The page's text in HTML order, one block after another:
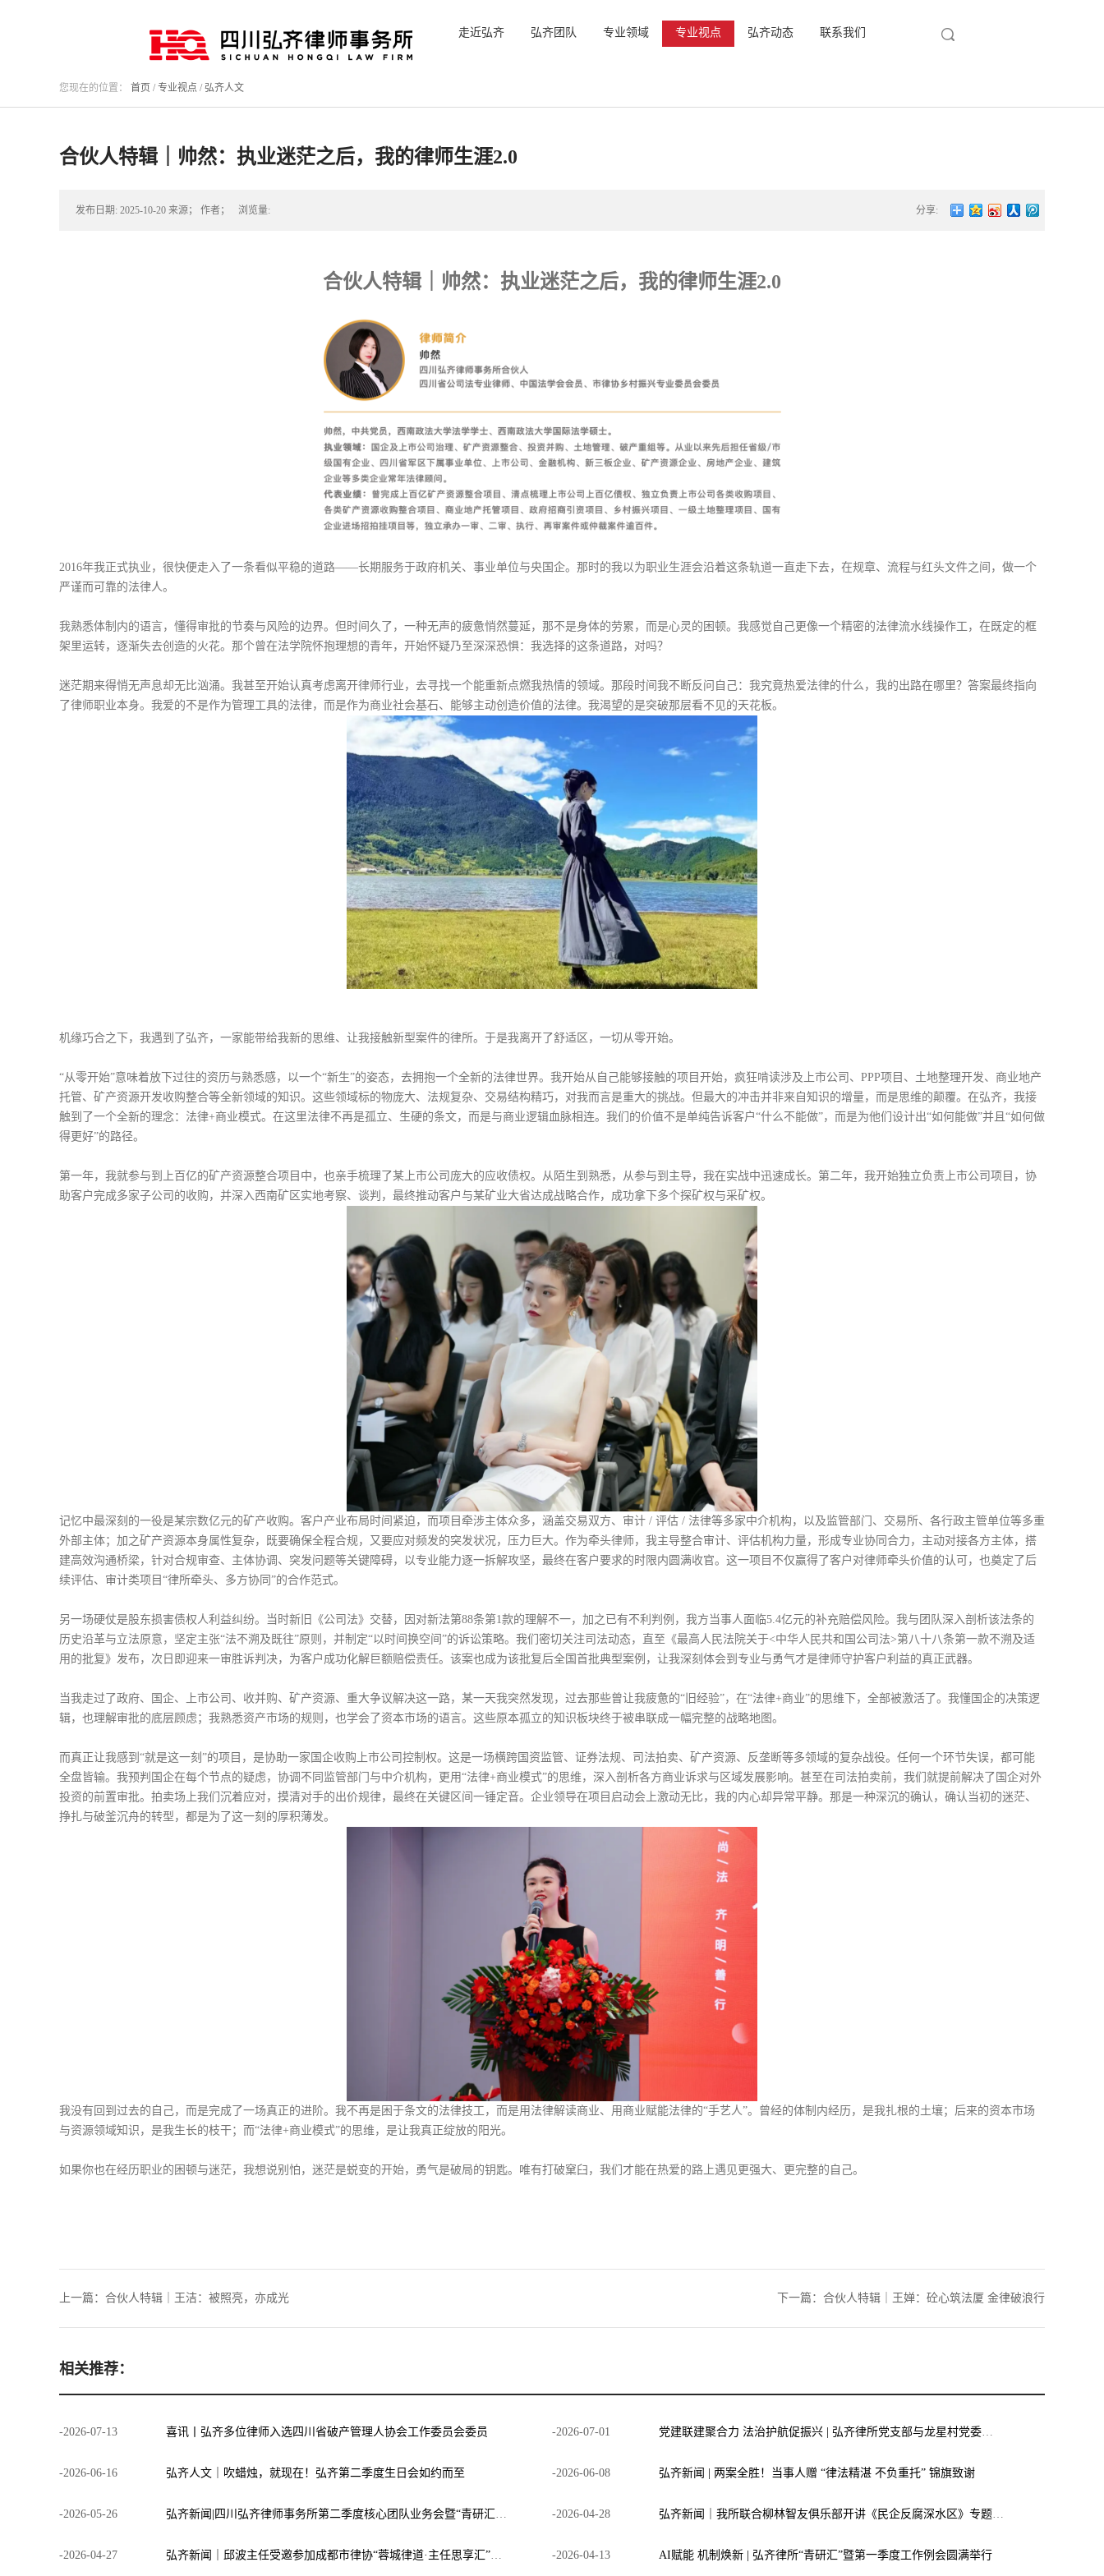
走近弘齐 弘齐团队 专业领域 专业视点 弘齐动态 联系我们
您现在的位置： 首页 /专业视点 / 弘齐人文
合伙人特辑｜帅然：执业迷茫之后，我的律师生涯2.0
发布日期: 2025-10-20 来源； 作者； 浏览量: 分享:
合伙人特辑｜帅然：执业迷茫之后，我的律师生涯2.0
2016年我正式执业，很快便走入了一条看似平稳的道路——长期服务于政府机关、事业单位与央国企。那时的我以为职业生涯会沿着这条轨道一直走下去，在规章、流程与红头文件之间，做一个
严谨而可靠的法律人。
我熟悉体制内的语言，懂得审批的节奏与风险的边界。但时间久了，一种无声的疲惫悄然蔓延，那不是身体的劳累，而是心灵的困顿。我感觉自己更像一个精密的法律流水线操作工，在既定的框
架里运转，逐渐失去创造的火花。那个曾在法学院怀抱理想的青年，开始怀疑乃至深深恐惧：我选择的这条道路，对吗？
迷茫期来得悄无声息却无比汹涌。我甚至开始认真考虑离开律师行业，去寻找一个能重新点燃我热情的领域。那段时间我不断反问自己：我究竟热爱法律的什么，我的出路在哪里？答案最终指向
了律师职业本身。我爱的不是作为管理工具的法律，而是作为商业社会基石、能够主动创造价值的法律。我渴望的是突破那层看不见的天花板。
机缘巧合之下，我遇到了弘齐，一家能带给我新的思维、让我接触新型案件的律所。于是我离开了舒适区，一切从零开始。
“从零开始”意味着放下过往的资历与熟悉感，以一个“新生”的姿态，去拥抱一个全新的法律世界。我开始从自己能够接触的项目开始，疯狂啃读涉及上市公司、PPP项目、土地整理开发、商业地产
托管、矿产资源开发收购整合等全新领域的知识。这些领域标的物庞大、法规复杂、交易结构精巧，对我而言是重大的挑战。但最大的冲击并非来自知识的增量，而是思维的颠覆。在弘齐，我接
触到了一个全新的理念：法律+商业模式。在这里法律不再是孤立、生硬的条文，而是与商业逻辑血脉相连。我们的价值不是单纯告诉客户“什么不能做”，而是为他们设计出“如何能做”并且“如何做
得更好”的路径。
第一年，我就参与到上百亿的矿产资源整合项目中，也亲手梳理了某上市公司庞大的应收债权。从陌生到熟悉，从参与到主导，我在实战中迅速成长。第二年，我开始独立负责上市公司项目，协
助客户完成多家子公司的收购，并深入西南矿区实地考察、谈判，最终推动客户与某矿业大省达成战略合作，成功拿下多个探矿权与采矿权。
记忆中最深刻的一役是某宗数亿元的矿产收购。客户产业布局时间紧迫，而项目牵涉主体众多，涵盖交易双方、审计 / 评估 / 法律等多家中介机构，以及监管部门、交易所、各行政主管单位等多重
外部主体；加之矿产资源本身属性复杂，既要确保全程合规，又要应对频发的突发状况，压力巨大。作为牵头律师，我主导整合审计、评估机构力量，形成专业协同合力，主动对接各方主体，搭
建高效沟通桥梁，针对合规审查、主体协调、突发问题等关键障碍，以专业能力逐一拆解攻坚，最终在客户要求的时限内圆满收官。这一项目不仅赢得了客户对律师牵头价值的认可，也奠定了后
续评估、审计类项目“律所牵头、多方协同”的合作范式。
另一场硬仗是股东损害债权人利益纠纷。当时新旧《公司法》交替，因对新法第88条第1款的理解不一，加之已有不利判例，我方当事人面临5.4亿元的补充赔偿风险。我与团队深入剖析该法条的
历史沿革与立法原意，坚定主张“法不溯及既往”原则，并制定“以时间换空间”的诉讼策略。我们密切关注司法动态，直至《最高人民法院关于<中华人民共和国公司法>第八十八条第一款不溯及适
用的批复》发布，次日即迎来一审胜诉判决，为客户成功化解巨额赔偿责任。该案也成为该批复后全国首批典型案例，让我深刻体会到专业与勇气才是律师守护客户利益的真正武器。
当我走过了政府、国企、上市公司、收并购、矿产资源、重大争议解决这一路，某一天我突然发现，过去那些曾让我疲惫的“旧经验”，在“法律+商业”的思维下，全部被激活了。我懂国企的决策逻
辑，也理解审批的底层顾虑；我熟悉资产市场的规则，也学会了资本市场的语言。这些原本孤立的知识板块终于被串联成一幅完整的战略地图。
而真正让我感到“就是这一刻”的项目，是协助一家国企收购上市公司控制权。这是一场横跨国资监管、证券法规、司法拍卖、矿产资源、反垄断等多领域的复杂战役。任何一个环节失误，都可能
全盘皆输。我预判国企在每个节点的疑虑，协调不同监管部门与中介机构，更用“法律+商业模式”的思维，深入剖析各方商业诉求与区域发展影响。甚至在司法拍卖前，我们就提前解决了国企对外
投资的前置审批。拍卖场上我们沉着应对，摸清对手的出价规律，最终在关键区间一锤定音。企业领导在项目启动会上激动无比，我的内心却异常平静。那是一种深沉的确认，确认当初的迷茫、
挣扎与破釜沉舟的转型，都是为了这一刻的厚积薄发。
我没有回到过去的自己，而是完成了一场真正的进阶。我不再是困于条文的法律技工，而是用法律解读商业、用商业赋能法律的“手艺人”。曾经的体制内经历，是我扎根的土壤；后来的资本市场
与资源领域知识，是我生长的枝干；而“法律+商业模式”的思维，是让我真正绽放的阳光。
如果你也在经历职业的困顿与迷茫，我想说别怕，迷茫是蜕变的开始，勇气是破局的钥匙。唯有打破窠臼，我们才能在热爱的路上遇见更强大、更完整的自己。
上一篇： 合伙人特辑｜王洁：被照亮，亦成光 下一篇： 合伙人特辑｜王婵：砼心筑法厦 金律破浪行
相关推荐：
-2026-07-13 喜讯丨弘齐多位律师入选四川省破产管理人协会工作委员会委员 -2026-07-01
-2026-06-16 弘齐人文｜吹蜡烛，就现在！弘齐第二季度生日会如约而至 -2026-06-08 弘齐新闻 | 两案全胜！当事人赠 “律法精湛 不负重托” 锦旗致谢
-2026-05-26 -2026-04-28
-2026-04-27 -2026-04-13 AI赋能 机制焕新 | 弘齐律所“青研汇”暨第一季度工作例会圆满举行